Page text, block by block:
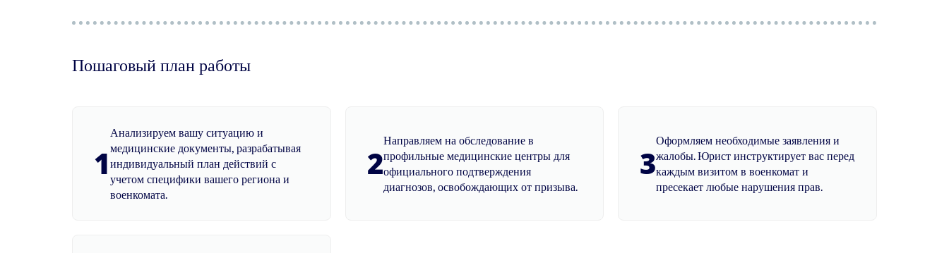
Пошаговый план работы
1
Анализируем вашу ситуацию и
медицинские документы, разрабатывая
индивидуальный план действий с
учетом специфики вашего региона и
военкомата.
2
Направляем на обследование в
профильные медицинские центры для
официального подтверждения
диагнозов, освобождающих от призыва.
3
Оформляем необходимые заявления и
жалобы. Юрист инструктирует вас перед
каждым визитом в военкомат и
пресекает любые нарушения прав.